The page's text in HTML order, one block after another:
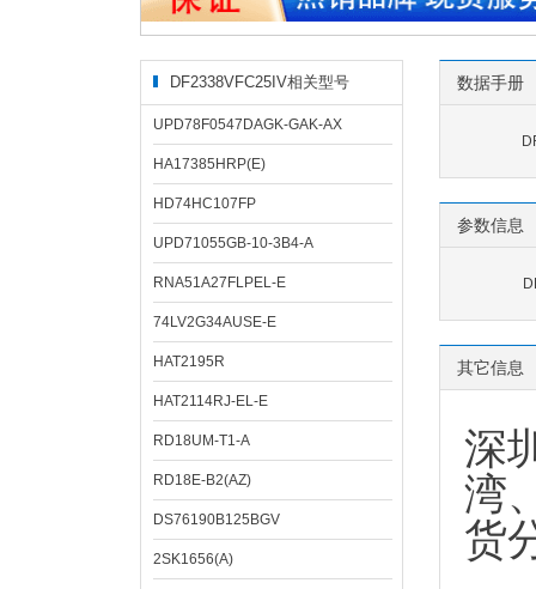
DF2338VFC25IV相关型号
UPD78F0547DAGK-GAK-AX
HA17385HRP(E)
HD74HC107FP
UPD71055GB-10-3B4-A
RNA51A27FLPEL-E
74LV2G34AUSE-E
HAT2195R
HAT2114RJ-EL-E
RD18UM-T1-A
RD18E-B2(AZ)
DS76190B125BGV
2SK1656(A)
数据手册
参数信息
其它信息
深
湾
货